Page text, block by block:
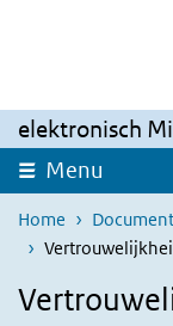
Overslaan en naar
elektronisch
Menu
Home